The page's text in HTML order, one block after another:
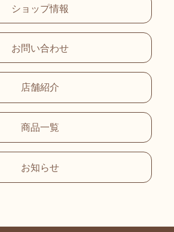
ショップ情報
お問い合わせ
店舗紹介
商品一覧
お知らせ